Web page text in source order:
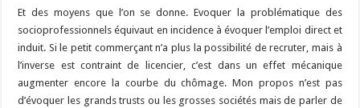
Et des moyens que l’on se donne. Evoquer la problématique des
socioprofessionnels équivaut en incidence à évoquer l’emploi direct et
induit. Si le petit commerçant n’a plus la possibilité de recruter, mais à
l’inverse est contraint de licencier, c’est dans un effet mécanique
augmenter encore la courbe du chômage. Mon propos n’est pas
d’évoquer les grands trusts ou les grosses sociétés mais de parler de